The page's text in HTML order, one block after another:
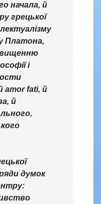
начала, й
грецької
Платона,
і
amor fati, й
й
думок